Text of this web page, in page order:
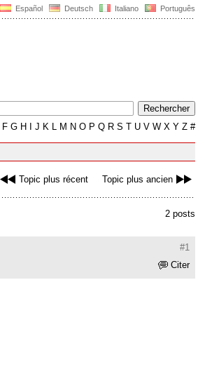
Español Deutsch Italiano Português
F G H J K L M N O P Q R S T U V W X Y Z #
Topic plus récent Topic plus ancien
2 posts
#1
Citer